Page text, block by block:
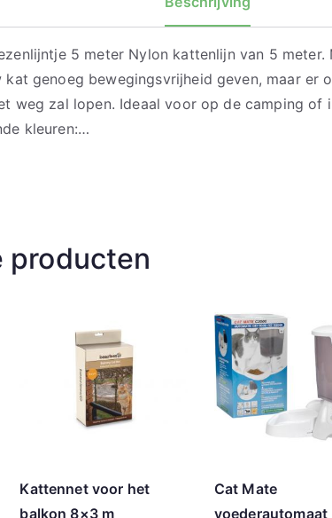
5 meter Nylon kattenlijn van 5 meter.
kat genoeg bewegingsvrijheid geven, maar er
weg zal lopen. Ideaal voor op de camping of
kleuren:…
producten
Kattennet voor het
balkon 8×3 m
Cat Mate
voederautomaat